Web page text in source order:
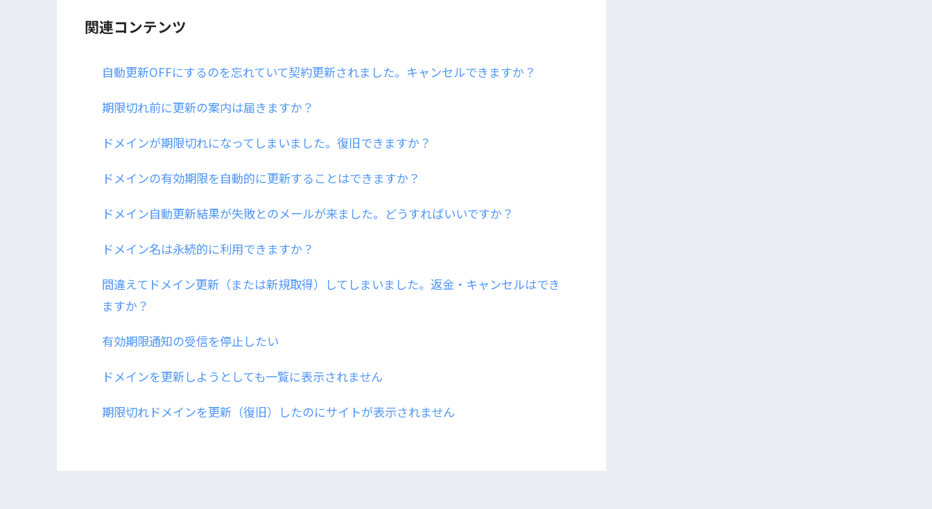
関連コンテンツ
自動更新OFFにするのを忘れていて契約更新されました。キャンセルできますか？
期限切れ前に更新の案内は届きますか？
ドメインが期限切れになってしまいました。復旧できますか？
ドメインの有効期限を自動的に更新することはできますか？
ドメイン自動更新結果が失敗とのメールが来ました。どうすればいいですか？
ドメイン名は永続的に利用できますか？
間違えてドメイン更新（または新規取得）してしまいました。返金・キャンセルはでき
ますか？
有効期限通知の受信を停止したい
ドメインを更新しようとしても一覧に表示されません
期限切れドメインを更新（復旧）したのにサイトが表示されません